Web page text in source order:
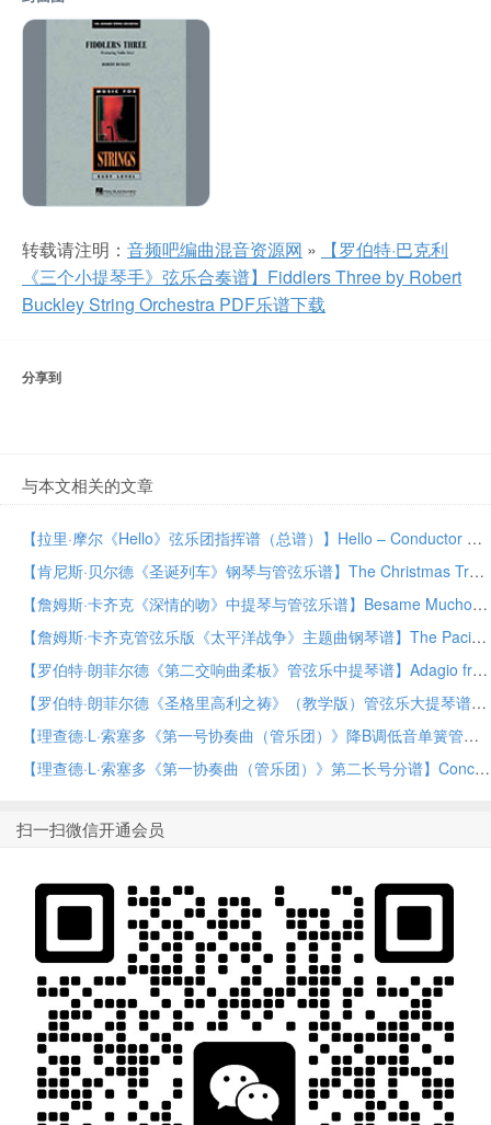
转载请注明： 音频吧编曲混音资源网 »
【罗伯特·巴克利
《三个小提琴手》弦乐合奏谱】Fiddlers Three by Robert
Buckley String Orchestra PDF乐谱下载
分享到
与本文相关的文章
【拉里·摩尔《Hello》弦乐团指挥谱（总谱）】Hello – Conductor Score (Full Score) by Larry Moore String Orchestra PDF乐谱下载
【肯尼斯·贝尔德《圣诞列车》钢琴与管弦乐谱】The Christmas Train – Piano by Kenneth Baird Orchestra PDF乐谱下载
【詹姆斯·卡齐克《深情的吻》中提琴与管弦乐谱】Besame Mucho – Viola by James Kazik Orchestra PDF乐谱下载
【詹姆斯·卡齐克管弦乐版《太平洋战争》主题曲钢琴谱】The Pacific (Main Title) – Piano by James Kazik Orchestra PDF乐谱下载
【罗伯特·朗菲尔德《第二交响曲柔板》管弦乐中提琴谱】Adagio from Symphony No. 2 – Viola by Robert Longfield Orchestra PDF乐谱下载
【罗伯特·朗菲尔德《圣格里高利之祷》（教学版）管弦乐大提琴谱】Prayer of St. Gregory (Educational Edition) – Cello by Robert Longfield Orchestra PDF乐谱下载
【理查德·L·索塞多《第一号协奏曲（管乐团）》降B调低音单簧管谱】Concerto No. 1 (for Wind Orchestra) – Bb Bass Clarinet by Richard L. Saucedo Concert Band PDF乐谱下载
【理查德·L·索塞多《第一协奏曲（管乐团）》第二长号分谱】Concerto No. 1 (for Wind Orchestra) – Trombone 2 by Richard L. Saucedo Concert Band PDF乐谱下载
扫一扫微信开通会员